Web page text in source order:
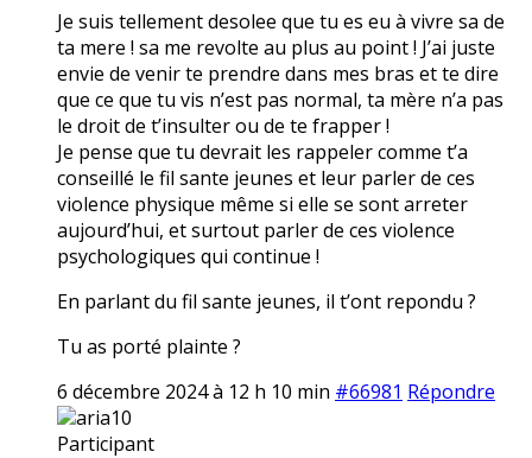
Je suis tellement desolee que tu es eu à vivre sa de
ta mere ! sa me revolte au plus au point ! J’ai juste
envie de venir te prendre dans mes bras et te dire
que ce que tu vis n’est pas normal, ta mère n’a pas
le droit de t’insulter ou de te frapper !
Je pense que tu devrait les rappeler comme t’a
conseillé le fil sante jeunes et leur parler de ces
violence physique même si elle se sont arreter
aujourd’hui, et surtout parler de ces violence
psychologiques qui continue !
En parlant du fil sante jeunes, il t’ont repondu ?
Tu as porté plainte ?
6 décembre 2024 à 12 h 10 min #66981 Répondre
aria10
Participant